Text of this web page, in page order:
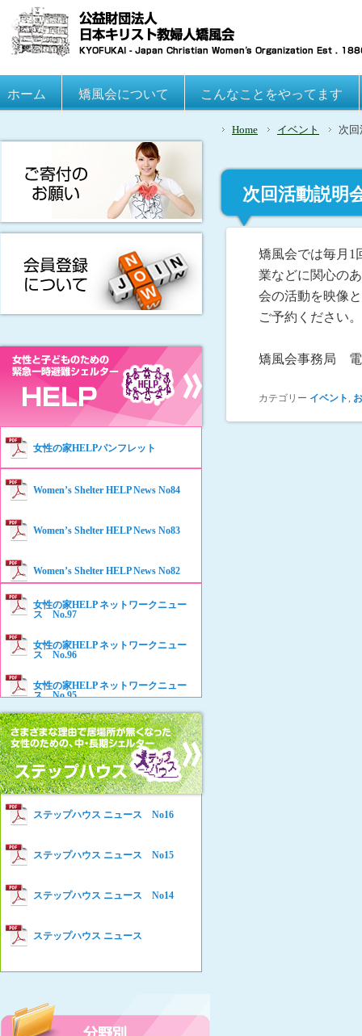
Skip to primary content
Skip to secondary content
ホーム 矯風会について こんなことをやってます
Home イベント 次
次回活動説明
矯風会では毎月1
業などに関心の
会の活動を映像
ご予約ください。
矯風会事務局
カテゴリー イベント,
女性の家HELPパンフレット
Women’s Shelter HELP News No84
Women’s Shelter HELP News No83
Women’s Shelter HELP News No82
Women’s Shelter HELP News No81
Women’s Shelter HELP News No80
Women’s Shelter HELP News No79
Women’s Shelter HELP News No78
Women’s Shelter HELP News No76
Women’s Shelter HELP News No75
Women’s Shelter HELP News
女性の家HELP ネットワークニュー
ス No.97
女性の家HELP ネットワークニュー
ス No.96
女性の家HELP ネットワークニュー
ス No.95
女性の家HELP ネットワークニュー
ス No.94
女性の家HELP ネットワークニュー
ス No.93
女性の家HELP ネットワークニュー
ス No.92
女性の家HELP ネットワークニュー
ス No.91
女性の家HELP ネットワークニュー
ス No.90
女性の家HELP ネットワークニュー
ス No.89
女性の家HELP ネットワークニュー
ス No.87
ステップハウス ニュース No16
ステップハウス ニュース No15
ステップハウス ニュース No14
ステップハウス ニュース